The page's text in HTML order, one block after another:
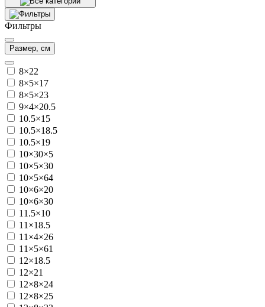
Фильтры
Размер, см
8×22
8×5×17
8×5×23
9×4×20.5
10.5×15
10.5×18.5
10.5×19
10×30×5
10×5×30
10×5×64
10×6×20
10×6×30
11.5×10
11×18.5
11×4×26
11×5×61
12×18.5
12×21
12×8×24
12×8×25